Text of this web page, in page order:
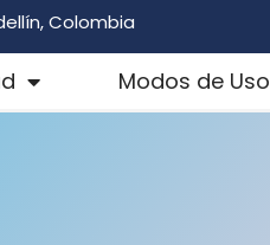
Colombia
Modos de Uso